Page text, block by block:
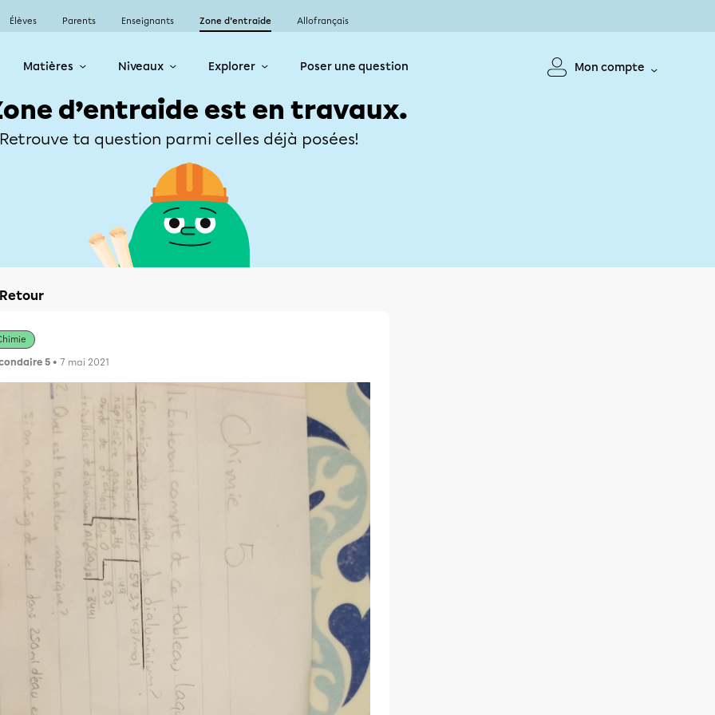
Élèves Parents Enseignants Zone d’entraide Allofrançais
Matières Niveaux Explorer Poser une question Mon compte
d’entraide est en travaux.
ta question parmi celles déjà posées!
Retour
5 • 7 mai 2021